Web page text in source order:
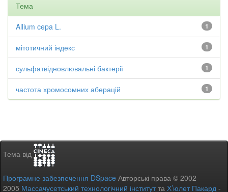
Тема
1
Allium cepa L.
1
мітотичний індекс
1
сульфатвідновлювальні бактерії
1
частота хромосомних аберацій
Тема від
Програмне забезпечення DSpace Авторські права © 2002-
2005 Массачусетський технологічний інститутта Х’юлет Пакард -